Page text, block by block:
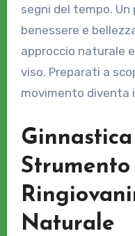
segni del tempo. Un
benessere e
approccio naturale
viso. Preparati a
movimento diventa
Naturale